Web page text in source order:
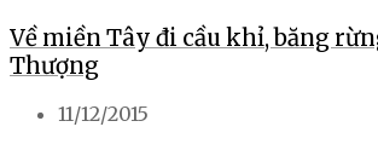
Về miền Tây đi cầu khỉ, băng
Thượng
11/12/2015